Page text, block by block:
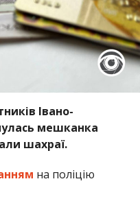
Івано-
мешканка
шахраї.
на поліцію